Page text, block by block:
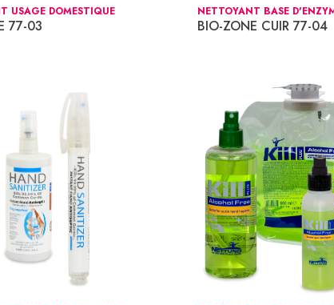
USAGE DOMESTIQUE
77-03
NETTOYANT BASE
BIO-ZONE CUIR 77-04